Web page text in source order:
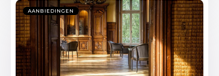
AANBIEDINGEN